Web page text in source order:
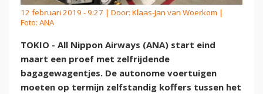
12 februari 2019 - 9:27 | Door: Klaas-Jan van Woerkom |
Foto: ANA
TOKIO - All Nippon Airways (ANA) start eind
maart een proef met zelfrijdende
bagagewagentjes. De autonome voertuigen
moeten op termijn zelfstandig koffers tussen het